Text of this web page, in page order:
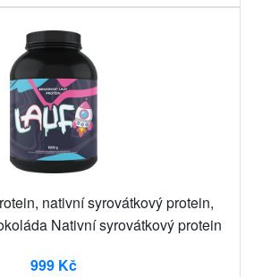
nativní syrovátkový protein,
Nativní syrovátkový protein
999 Kč